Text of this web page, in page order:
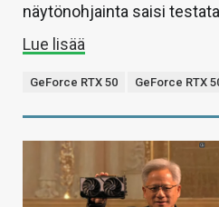
näytönohjainta saisi
Lue lisää
GeForce RTX 50 GeForce RTX